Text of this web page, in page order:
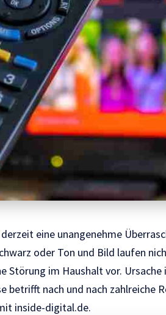
eine unangenehme
oder Ton und Bild laufen
Störung im Haushalt vor.
betrifft nach und nach zahlreiche
inside-digital.de.